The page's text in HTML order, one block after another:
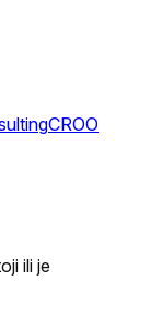
CROO
ili je